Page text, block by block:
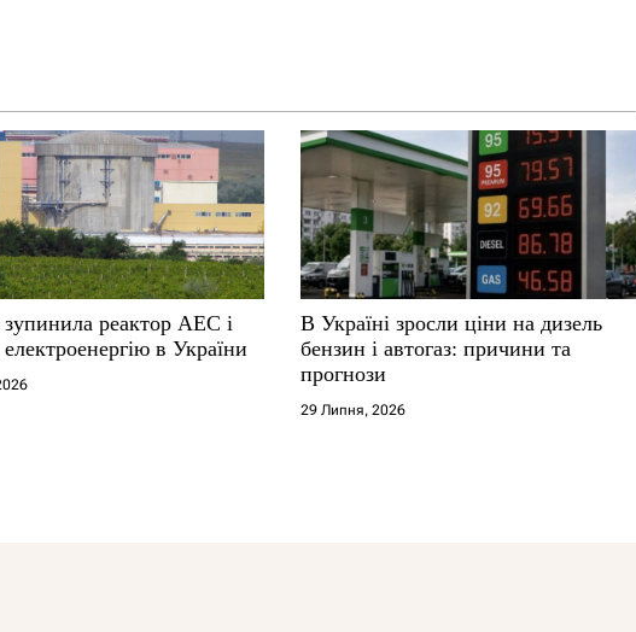
зупинила реактор АЕС і
в України
В Україні зросли ціни на дизель
бензин і автогаз: причини та
прогнози
29 Липня, 2026